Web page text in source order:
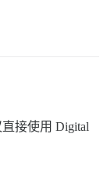
接使用 Digital